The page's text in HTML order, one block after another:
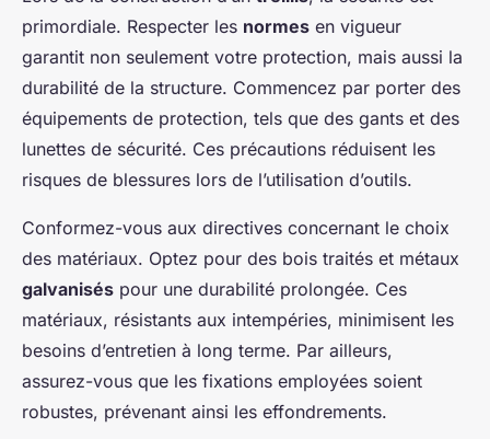
primordiale. Respecter les normes en vigueur
garantit non seulement votre protection, mais aussi la
durabilité de la structure. Commencez par porter des
équipements de protection, tels que des gants et des
lunettes de sécurité. Ces précautions réduisent les
risques de blessures lors de l’utilisation d’outils.
Conformez-vous aux directives concernant le choix
des matériaux. Optez pour des bois traités et métaux
galvanisés pour une durabilité prolongée. Ces
matériaux, résistants aux intempéries, minimisent les
besoins d’entretien à long terme. Par ailleurs,
assurez-vous que les fixations employées soient
robustes, prévenant ainsi les effondrements.